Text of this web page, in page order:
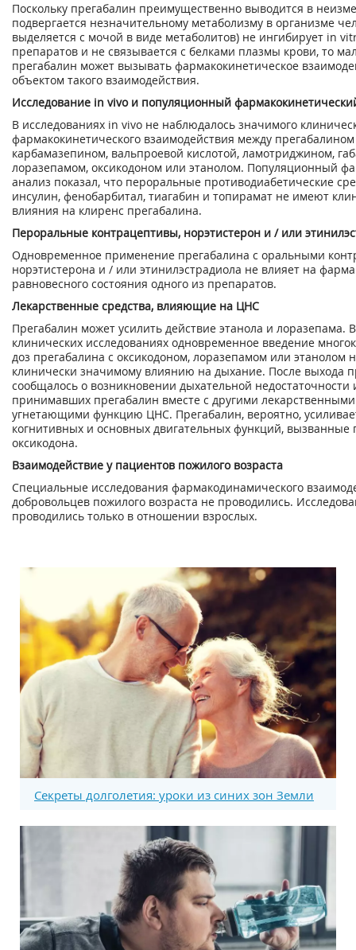
Поскольку прегабалин преимущественно выводится в
подвергается незначительному метаболизму в организме
выделяется с мочой в виде метаболитов) не ингибирует in
препаратов и не связывается с белками плазмы крови, то
прегабалин может вызывать фармакокинетическое
объектом такого взаимодействия.
Исследование in vivo и популяционный
В исследованиях in vivo не наблюдалось значимого
фармакокинетического взаимодействия между
карбамазепином, вальпроевой кислотой, ламотриджином,
лоразепамом, оксикодоном или этанолом. Популяционный
анализ показал, что пероральные противодиабетические
инсулин, фенобарбитал, тиагабин и топирамат не имеют
влияния на клиренс прегабалина.
Пероральные контрацептивы, норэтистерон и / или
Одновременное применение прегабалина с оральными
норэтистерона и / или этинилэстрадиола не влияет на
равновесного состояния одного из препаратов.
Лекарственные средства, влияющие на ЦHC
Прегабалин может усилить действие этанола и лоразепама.
клинических исследованиях одновременное введение
доз прегабалина с оксикодоном, лоразепамом или этанолом
клинически значимому влиянию на дыхание. После выхода
сообщалось о возникновении дыхательной
принимавших прегабалин вместе с другими
угнетающими функцию ЦНС. Прегабалин, вероятно,
когнитивных и основных двигательных функций,
оксикодона.
Взаимодействие у пациентов пожилого возраста
Специальные исследования фармакодинамического
добровольцев пожилого возраста не проводились.
проводились только в отношении взрослых.
Секреты долголетия: уроки из синих зон Земли